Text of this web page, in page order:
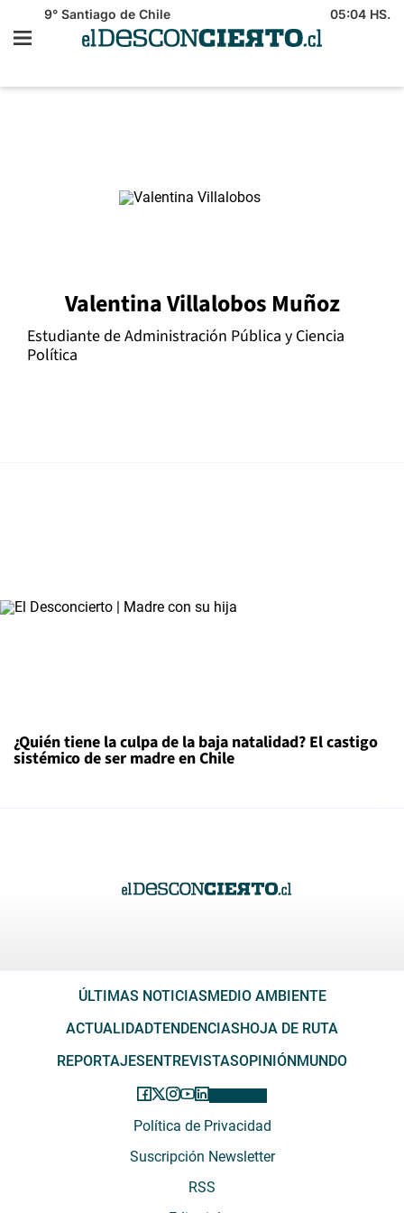
9° Santiago de Chile 05:04 HS.
Valentina Villalobos Muñoz
Estudiante de Administración Pública y Ciencia
Política
¿Quién tiene la culpa de la baja natalidad? El castigo
sistémico de ser madre en Chile
ÚLTIMAS NOTICIASMEDIO AMBIENTE
ACTUALIDADTENDENCIASHOJA DE RUTA
REPORTAJESENTREVISTASOPINIÓNMUNDO
Política de Privacidad
Suscripción Newsletter
RSS